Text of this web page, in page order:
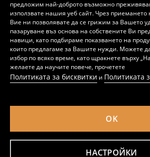
предложим най-доброто възможно
използвате нашия уеб сайт. Чрез приемането
Вие ни позволявате да се грижим за Вашето
пазаруване въз основа на собствените Ви
навици, като подбираме показването на
които предлагаме за Вашите нужди. Можете
избор по всяко време, като щракнете върху
желаете да научите повече, прочетете
Политиката за бисквитки и Политиката
НАСТРОЙКИ
OK
,49 EUR
4,87 BGN
Чорапи, 5
2,49 EUR
4,87 BGN